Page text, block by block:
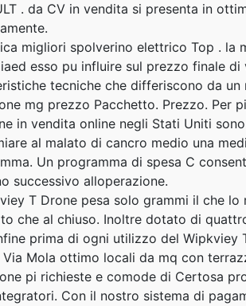
. da CV in vendita si presenta in
migliori spolverino elettrico Top . la
esso pu influire sul prezzo finale
tecniche che differiscono da
mg prezzo Pacchetto. Prezzo. Per
in vendita online negli Stati Uniti
al malato di cancro medio una
Un programma di spesa C
successivo alloperazione.
T Drone pesa solo grammi il che
che al chiuso. Inoltre dotato di
prima di ogni utilizzo del Wipkviey
Via Mola ottimo locali da mq con
pi richieste e comode di Certosa
Con il nostro sistema di